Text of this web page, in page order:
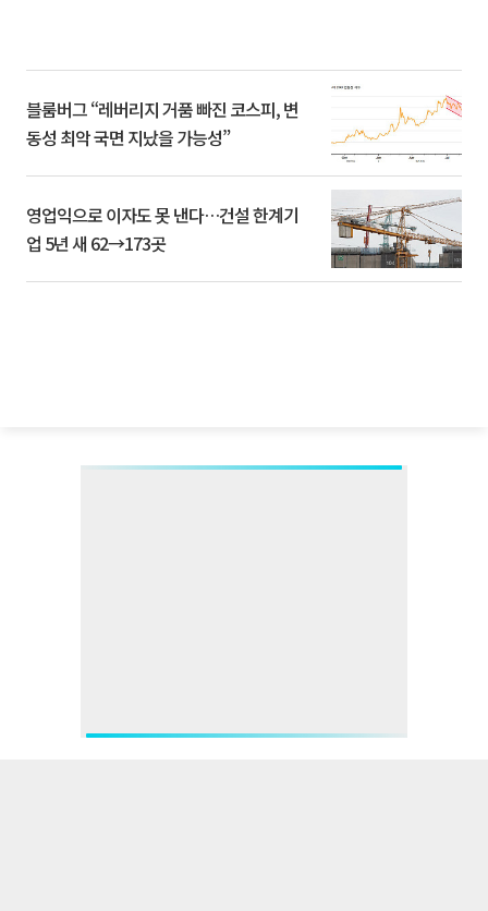
블룸버그 “레버리지 거품 빠진 코스피, 변
동성 최악 국면 지났을 가능성”
영업익으로 이자도 못 낸다…건설 한계기
업 5년 새 62→173곳